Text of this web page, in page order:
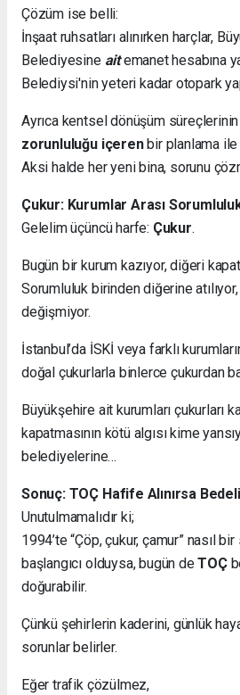
Çözüm ise belli:
İnşaat ruhsatları alınırken harçlar,
Belediyesine aitemanet hesabına
Belediysi'nin yeteri kadar otopark
Ayrıca kentsel dönüşüm süreçlerinin
zorunluluğu içerenbir planlama
Aksi halde her yeni bina, sorunu
Çukur: Kurumlar Arası
Gelelim üçüncü harfe: Çukur.
Bugün bir kurum kazıyor, diğeri
Sorumluluk birinden diğerine
değişmiyor.
İstanbul’da İSKİ veya farklı
doğal çukurlarla binlerce çukurdan
Büyükşehire ait kurumları çukurları
kapatmasının kötü algısı kime
belediyelerine…
Sonuç: TOÇ Hafife Alınırsa
Unutulmamalıdır ki;
1994’te “Çöp, çukur, çamur” nasıl
başlangıcı olduysa, bugün deTOÇ
doğurabilir.
Çünkü şehirlerin kaderini, günlük
sorunlar belirler.
Eğer trafik çözülmez,